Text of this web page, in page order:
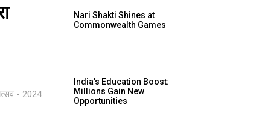
- 2024
Nari Shakti Shines at
Commonwealth Games
India’s Education Boost:
Millions Gain New
Opportunities